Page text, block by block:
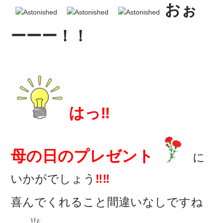
おぉ
ーーー！！
はっ‼
母の日のプレゼント
に
いかがでしょう ‼‼
喜んでくれること間違いなしですね